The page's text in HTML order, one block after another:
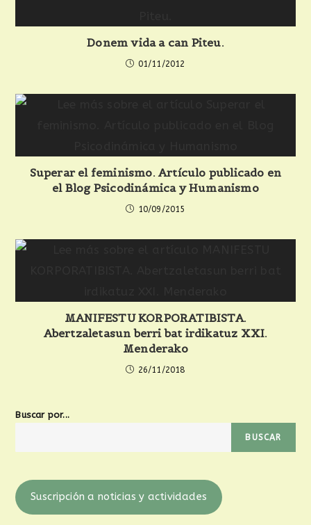
Donem vida a can Piteu.
01/11/2012
Superar el feminismo. Artículo publicado en
el Blog Psicodinámica y Humanismo
10/09/2015
MANIFESTU KORPORATIBISTA.
Abertzaletasun berri bat irdikatuz XXI.
Menderako
26/11/2018
Buscar por...
BUSCAR
Suscripción a noticias y actividades